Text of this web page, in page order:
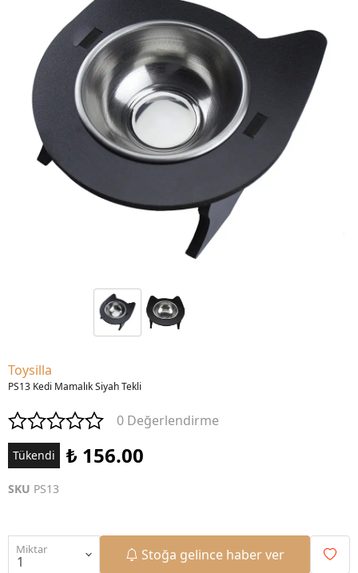
Toysilla
PS13 Kedi Mamalık Siyah Tekli
0 Değerlendirme
Tükendi ₺ 156.00
SKU PS13
Miktar Stoğa gelince haber ver